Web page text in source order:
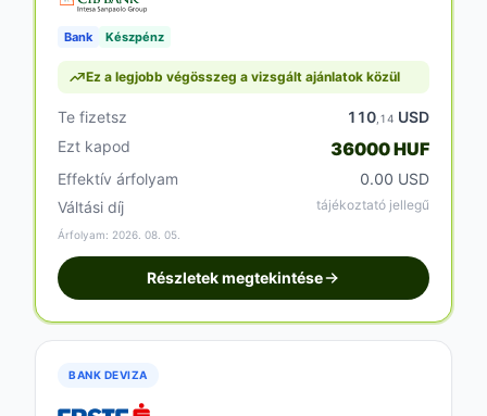
Bank Készpénz
Ez a legjobb végösszeg a vizsgált ajánlatok közül
Te fizetsz 110 ,14 USD
Ezt kapod
36000 HUF
Effektív árfolyam
0.00 USD
Váltási díj
tájékoztató jellegű
Árfolyam: 2026. 08. 05.
Részletek megtekintése
BANK DEVIZA